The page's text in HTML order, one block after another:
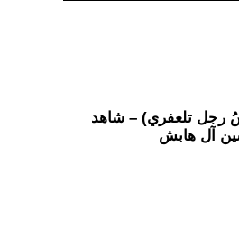
رجل تلعفري) – شاهد
آل هابش